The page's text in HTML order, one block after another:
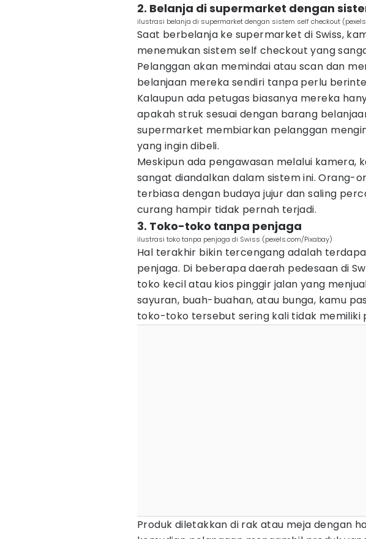
2. Belanja di supermarket dengan
ilustrasi belanja di supermarket dengan sistem self checkout
Saat berbelanja ke supermarket di Swiss,
menemukan sistem self checkout yang
Pelanggan akan memindai atau scan dan
belanjaan mereka sendiri tanpa perlu
Kalaupun ada petugas biasanya mereka
apakah struk sesuai dengan barang
supermarket membiarkan pelanggan
yang ingin dibeli.
Meskipun ada pengawasan melalui kamera,
sangat diandalkan dalam sistem ini. Orang-
terbiasa dengan budaya jujur dan saling
curang hampir tidak pernah terjadi.
3. Toko-toko tanpa penjaga
ilustrasi toko tanpa penjaga di Swiss (pexels.com/Pixabay)
Hal terakhir bikin tercengang adalah
penjaga. Di beberapa daerah pedesaan di
toko kecil atau kios pinggir jalan yang
sayuran, buah-buahan, atau bunga, kamu
toko-toko tersebut sering kali tidak memiliki
Produk diletakkan di rak atau meja dengan